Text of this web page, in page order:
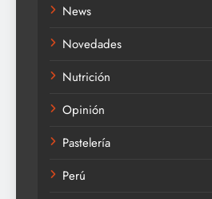
News
Novedades
Nutrición
Opinión
Pastelería
Perú